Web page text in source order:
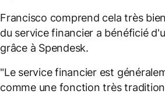
Francisco comprend cela très
du service financier a bénéficié
grâce à Spendesk.
"Le service financier est
comme une fonction très